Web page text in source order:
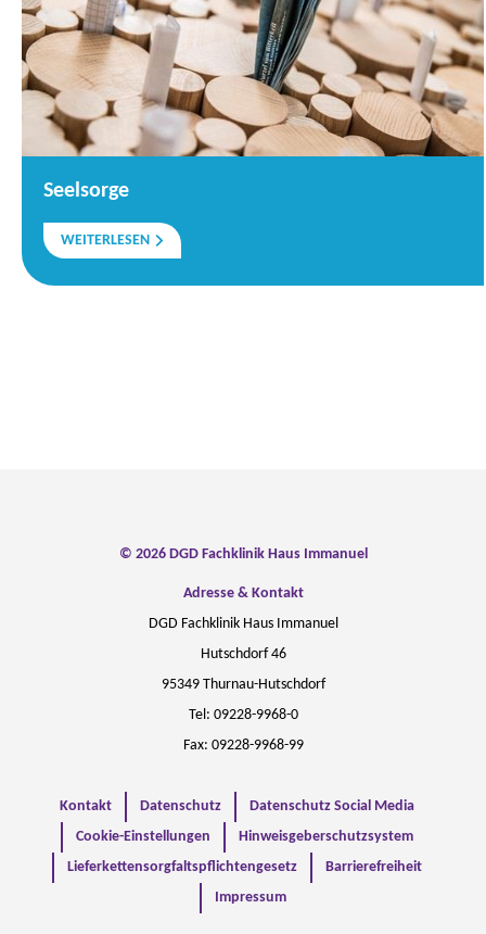
Seelsorge
WEITERLESEN
© 2026 DGD Fachklinik Haus Immanuel
Adresse & Kontakt
DGD Fachklinik Haus Immanuel
Hutschdorf 46
95349 Thurnau-Hutschdorf
Tel: 09228-9968-0
Fax: 09228-9968-99
Kontakt Datenschutz
Datenschutz Social Media
Cookie-Einstellungen
Hinweisgeberschutzsystem
Lieferkettensorgfaltspflichtengesetz
Barrierefreiheit
Impressum